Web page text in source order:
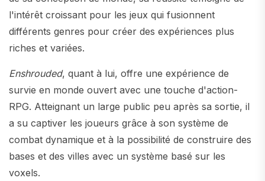
l'intérêt croissant pour les jeux qui fusionnent
différents genres pour créer des expériences plus
riches et variées​​.
Enshrouded, quant à lui, offre une expérience de
survie en monde ouvert avec une touche d'action-
RPG. Atteignant un large public peu après sa sortie, il
a su captiver les joueurs grâce à son système de
combat dynamique et à la possibilité de construire des
bases et des villes avec un système basé sur les
voxels​​.